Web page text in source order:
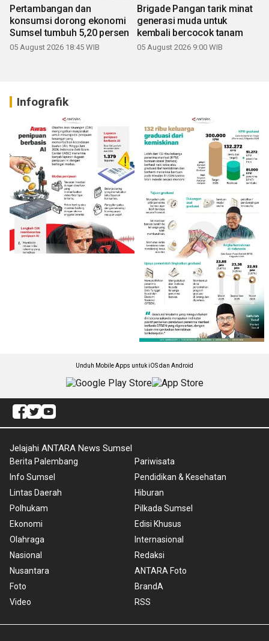
Pertambangan dan
konsumsi dorong ekonomi
Sumsel tumbuh 5,20 persen
05 August 2026 18:45 WIB
Brigade Pangan tarik minat
generasi muda untuk
kembali bercocok tanam
05 August 2026 9:00 WIB
Infografik
Unduh Mobile Apps untuk iOS dan Android
Jelajahi ANTARA News Sumsel
Berita Palembang
Info Sumsel
Lintas Daerah
Polhukam
Ekonomi
Olahraga
Nasional
Nusantara
Foto
Video
Pariwisata
Pendidikan & Kesehatan
Hiburan
Pilkada Sumsel
Edisi Khusus
Internasional
Redaksi
ANTARA Foto
BrandA
RSS